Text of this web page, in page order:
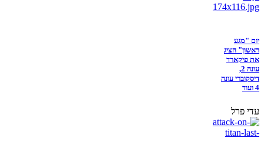
יום "מגע
ראשון" הציג
את פיקארד
עונה 2,
דיסקוברי עונה
4 ועוד
עדי פרל